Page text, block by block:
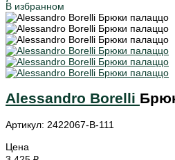
В избранном
Alessandro Borelli
Артикул: 2422067-B-111
Цена